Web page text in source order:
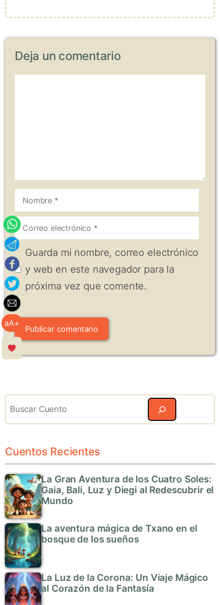
aA+
Deja un comentario
Nombre
Correo
electrónico
Guarda mi nombre, correo electrónico
y web en este navegador para la
próxima vez que comente.
Cuentos Recientes
La Gran Aventura de los Cuatro Soles:
Gaia, Bali, Luz y Diegi al Redescubrir el
Mundo
La aventura mágica de Txano en el
bosque de los sueños
La Luz de la Corona: Un Viaje Mágico
al Corazón de la Fantasía